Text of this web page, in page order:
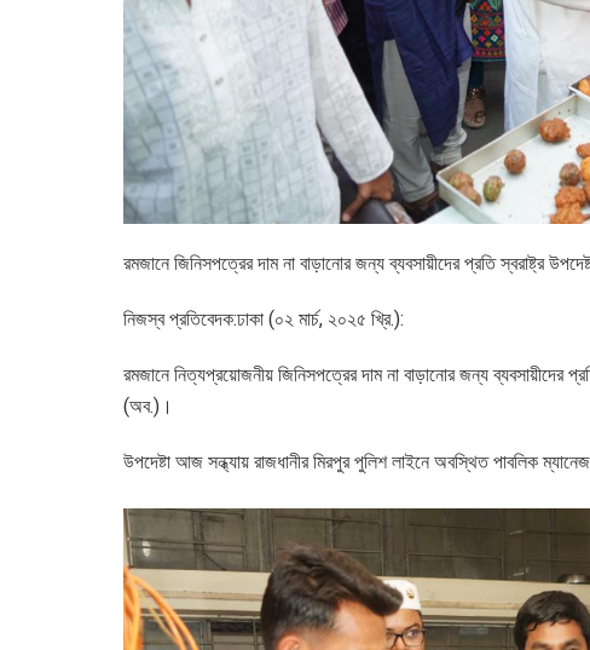
রমজানে জিনিসপত্রের দাম না বাড়ানোর জন্য ব্যবসায়ীদের প্রতি স্বরাষ্ট্র
নিজস্ব প্রতিবেদক:ঢাকা (০২ মার্চ, ২০২৫ খ্রি.):
রমজানে নিত্যপ্রয়োজনীয় জিনিসপত্রের দাম না বাড়ানোর জন্য ব্যবসায়ীদের
(অব.)।
উপদেষ্টা আজ সন্ধ্যায় রাজধানীর মিরপুর পুলিশ লাইনে অবস্থিত পাবলিক